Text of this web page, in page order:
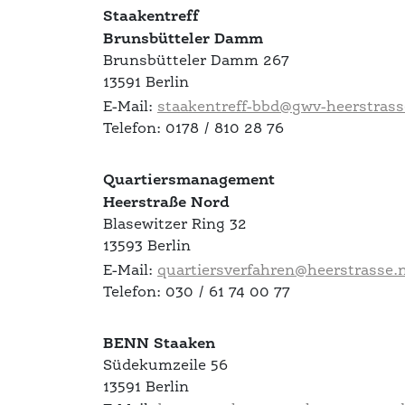
Staakentreff
Brunsbütteler Damm
Brunsbütteler Damm 267
13591 Berlin
E-Mail: staakentreff-bbd@gwv-
Telefon: 0178 / 810 28 76
Quartiersmanagement
Heerstraße Nord
Blasewitzer Ring 32
13593 Berlin
E-Mail:
Telefon: 030 / 61 74 00 77
BENN Staaken
Südekumzeile 56
13591 Berlin